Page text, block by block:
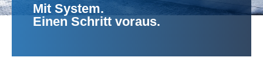
Mit System.
Einen Schritt voraus.